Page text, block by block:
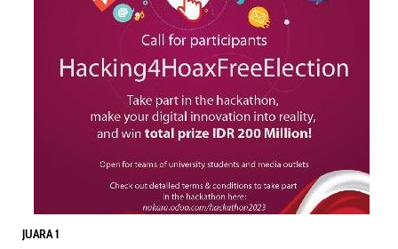
JUARA 1